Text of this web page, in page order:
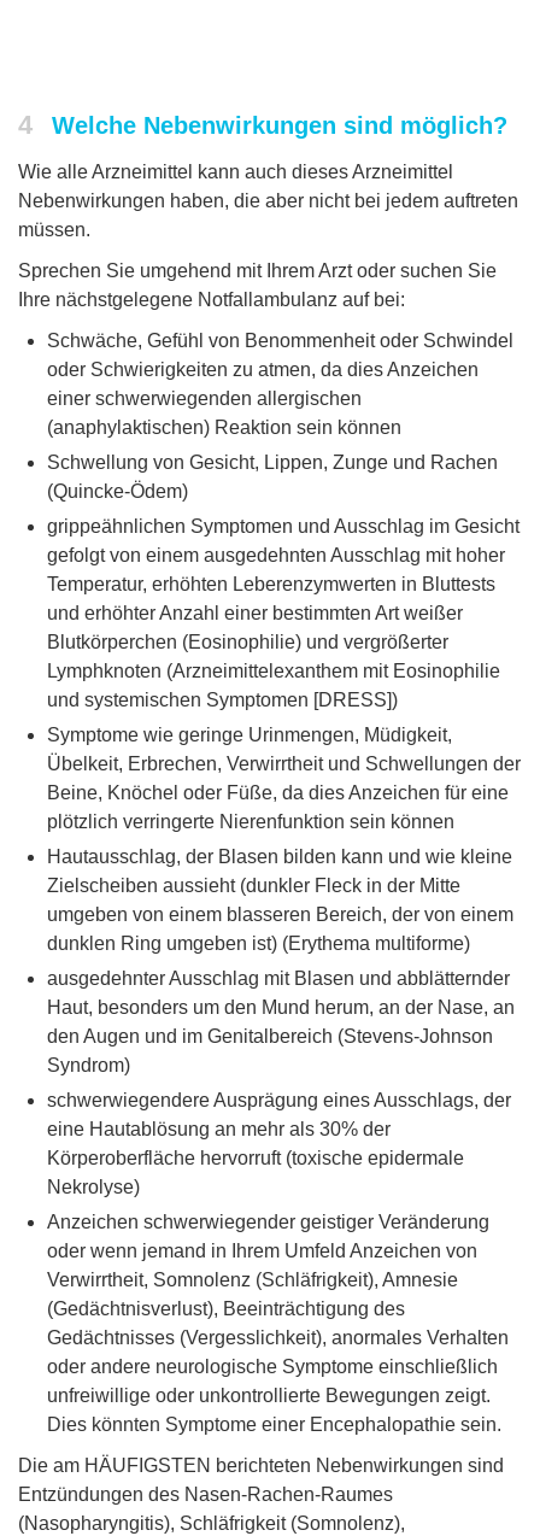
4 Welche Nebenwirkungen sind möglich?
Wie alle Arzneimittel kann auch dieses Arzneimittel
Nebenwirkungen haben, die aber nicht bei jedem auftreten
müssen.
Sprechen Sie umgehend mit Ihrem Arzt oder suchen Sie
Ihre nächstgelegene Notfallambulanz auf bei:
Schwäche, Gefühl von Benommenheit oder Schwindel
oder Schwierigkeiten zu atmen, da dies Anzeichen
einer schwerwiegenden allergischen
(anaphylaktischen) Reaktion sein können
Schwellung von Gesicht, Lippen, Zunge und Rachen
(Quincke-Ödem)
grippeähnlichen Symptomen und Ausschlag im Gesicht
gefolgt von einem ausgedehnten Ausschlag mit hoher
Temperatur, erhöhten Leberenzymwerten in Bluttests
und erhöhter Anzahl einer bestimmten Art weißer
Blutkörperchen (Eosinophilie) und vergrößerter
Lymphknoten (Arzneimittelexanthem mit Eosinophilie
und systemischen Symptomen [DRESS])
Symptome wie geringe Urinmengen, Müdigkeit,
Übelkeit, Erbrechen, Verwirrtheit und Schwellungen der
Beine, Knöchel oder Füße, da dies Anzeichen für eine
plötzlich verringerte Nierenfunktion sein können
Hautausschlag, der Blasen bilden kann und wie kleine
Zielscheiben aussieht (dunkler Fleck in der Mitte
umgeben von einem blasseren Bereich, der von einem
dunklen Ring umgeben ist) (Erythema multiforme)
ausgedehnter Ausschlag mit Blasen und abblätternder
Haut, besonders um den Mund herum, an der Nase, an
den Augen und im Genitalbereich (Stevens-Johnson
Syndrom)
schwerwiegendere Ausprägung eines Ausschlags, der
eine Hautablösung an mehr als 30% der
Körperoberfläche hervorruft (toxische epidermale
Nekrolyse)
Anzeichen schwerwiegender geistiger Veränderung
oder wenn jemand in Ihrem Umfeld Anzeichen von
Verwirrtheit, Somnolenz (Schläfrigkeit), Amnesie
(Gedächtnisverlust), Beeinträchtigung des
Gedächtnisses (Vergesslichkeit), anormales Verhalten
oder andere neurologische Symptome einschließlich
unfreiwillige oder unkontrollierte Bewegungen zeigt.
Dies könnten Symptome einer Encephalopathie sein.
Die am HÄUFIGSTEN berichteten Nebenwirkungen sind
Entzündungen des Nasen-Rachen-Raumes
(Nasopharyngitis), Schläfrigkeit (Somnolenz),